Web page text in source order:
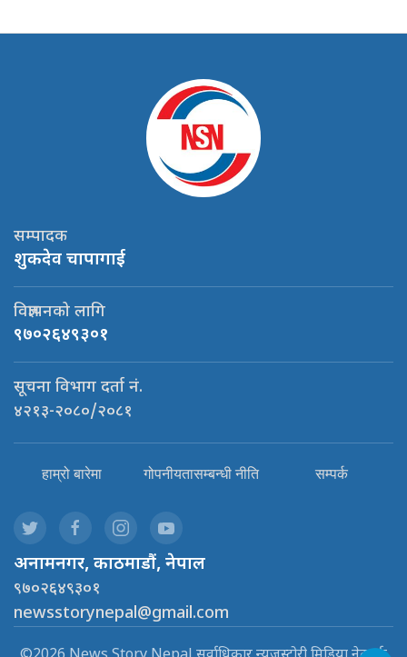
सम्पादक
शुकदेव चापागाई
विज्ञापनको लागि
९७०२६४९३०१
सूचना विभाग दर्ता नं.
४२१३-२०८०/२०८१
हाम्रो बारेमा गोपनीयतासम्बन्धी नीति सम्पर्क
अनामनगर, काठमाडौं, नेपाल
९७०२६४९३०१
newsstorynepal@gmail.com